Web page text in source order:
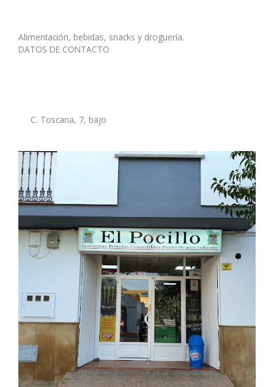
Alimentación, bebidas, snacks y droguería.
DATOS DE CONTACTO
C. Toscana, 7, bajo